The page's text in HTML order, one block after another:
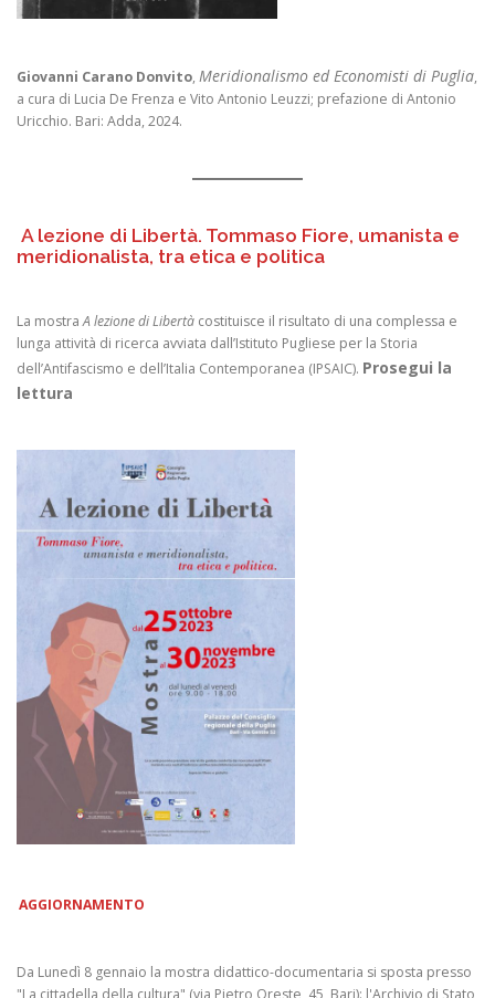
Giovanni Carano Donvito, Meridionalismo ed Economisti di Puglia,
a cura di Lucia De Frenza e Vito Antonio Leuzzi; prefazione di Antonio
Uricchio. Bari: Adda, 2024.
A lezione di Libertà. Tommaso Fiore, umanista e
meridionalista, tra etica e politica
La mostraA lezione di Libertà costituisce il risultato di una complessa e
lunga attività di ricerca avviata dall’Istituto Pugliese per la Storia
dell’Antifascismo e dell’Italia Contemporanea (IPSAIC). Prosegui la
lettura
AGGIORNAMENTO
Da Lunedì 8 gennaio la mostra didattico-documentaria si sposta presso
"La cittadella della cultura" (via Pietro Oreste, 45, Bari): l'Archivio di Stato